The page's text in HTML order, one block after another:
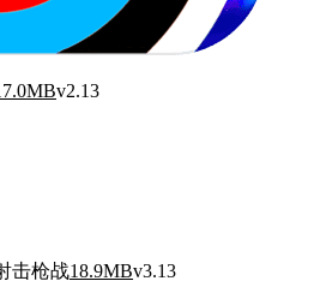
v2.13
击枪战18.9MBv3.13